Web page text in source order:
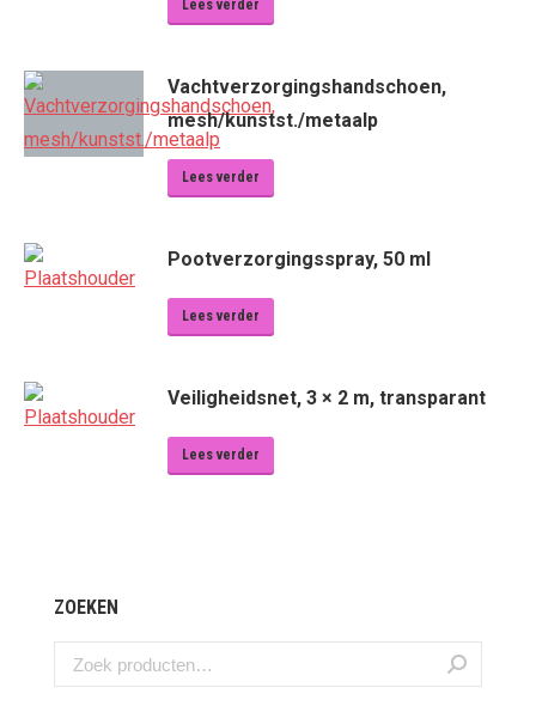
Lees verder
Vachtverzorgingshandschoen,
mesh/kunstst./metaalp
Lees verder
Pootverzorgingsspray, 50 ml
Lees verder
Veiligheidsnet, 3 × 2 m, transparant
Lees verder
ZOEKEN